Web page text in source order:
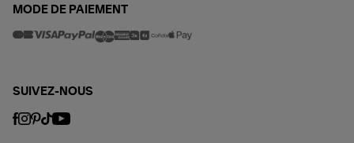
MODE DE PAIEMENT
SUIVEZ-NOUS